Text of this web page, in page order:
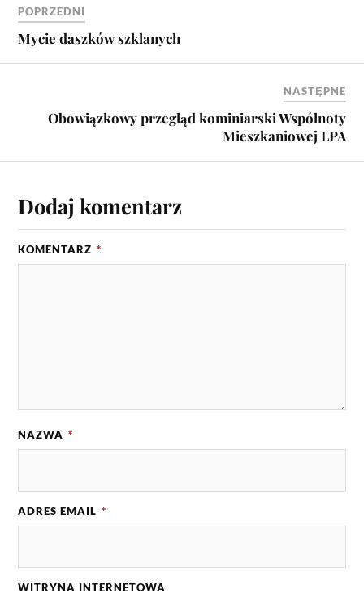
POPRZEDNI
Mycie daszków szklanych
NASTĘPNE
Obowiązkowy przegląd kominiarski Wspólnoty
Mieszkaniowej LPA
Dodaj komentarz
KOMENTARZ *
NAZWA *
ADRES EMAIL *
WITRYNA INTERNETOWA